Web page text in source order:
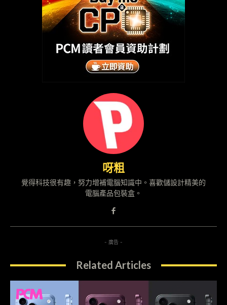
呀粗
覺得科技很有趣，努力增補電腦知識中。喜歡儲設計精美的
電腦產品包裝盒。
- 廣告 -
Related Articles